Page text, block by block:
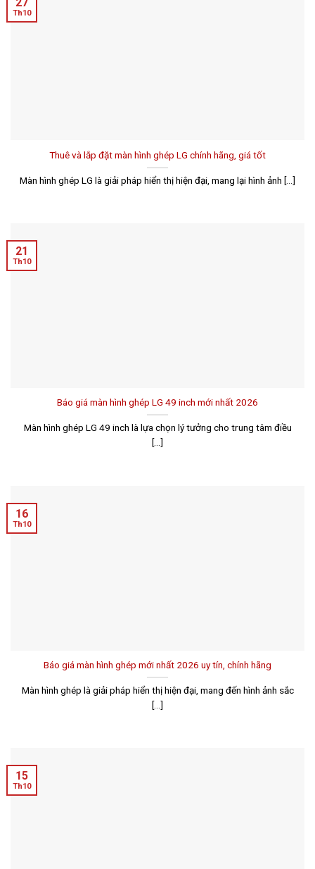
Thuê và lắp đặt màn hình ghép LG chính hãng, giá tốt
Màn hình ghép LG là giải pháp hiển thị hiện đại, mang lại hình ảnh [...]
Th10
Báo giá màn hình ghép LG 49 inch mới nhất 2026
Màn hình ghép LG 49 inch là lựa chọn lý tưởng cho trung tâm điều
[...]
21
Th10
Báo giá màn hình ghép mới nhất 2026 uy tín, chính hãng
Màn hình ghép là giải pháp hiển thị hiện đại, mang đến hình ảnh sắc
[...]
16
Th10
15
Th10